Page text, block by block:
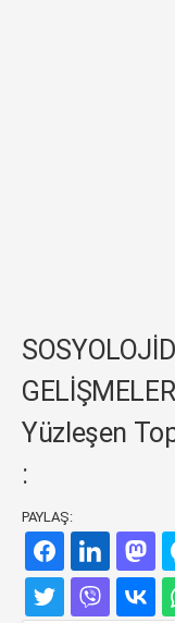
Yüzleşen
:
PAYLAŞ: